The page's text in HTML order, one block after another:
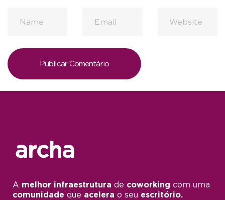
A melhor infraestrutura de coworking com uma
comunidade que acelera o seu escritório.